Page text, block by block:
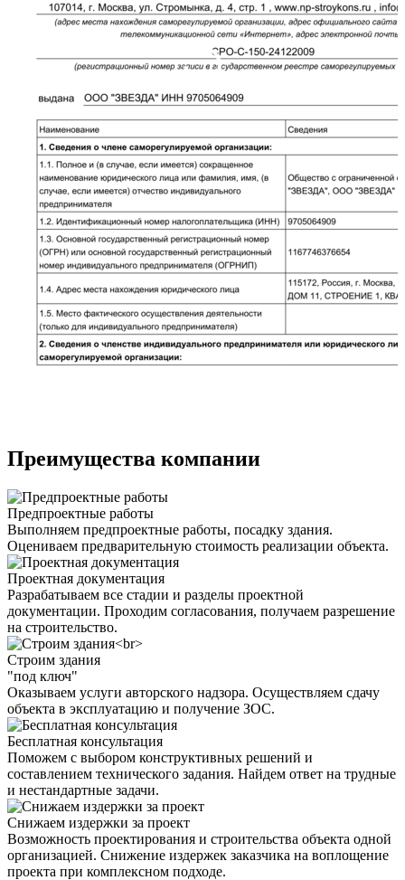
Преимущества компании
Предпроектные работы
Выполняем предпроектные работы, посадку здания.
Оцениваем предварительную стоимость реализации объекта.
Проектная документация
Разрабатываем все стадии и разделы проектной
документации. Проходим согласования, получаем разрешение
на строительство.
Строим здания
"под ключ"
Оказываем услуги авторского надзора. Осуществляем сдачу
объекта в эксплуатацию и получение ЗОС.
Бесплатная консультация
Поможем с выбором конструктивных решений и
составлением технического задания. Найдем ответ на трудные
и нестандартные задачи.
Снижаем издержки за проект
Возможность проектирования и строительства объекта одной
организацией. Снижение издержек заказчика на воплощение
проекта при комплексном подходе.